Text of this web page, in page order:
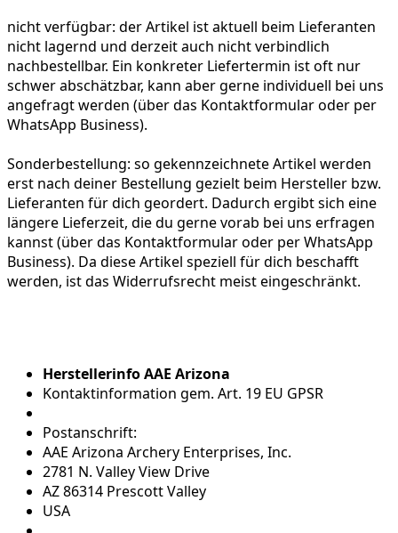
nicht verfügbar: der Artikel ist aktuell beim Lieferanten
nicht lagernd und derzeit auch nicht verbindlich
nachbestellbar. Ein konkreter Liefertermin ist oft nur
schwer abschätzbar, kann aber gerne individuell bei uns
angefragt werden (über das Kontaktformular oder per
WhatsApp Business).
Sonderbestellung: so gekennzeichnete Artikel werden
erst nach deiner Bestellung gezielt beim Hersteller bzw.
Lieferanten für dich geordert. Dadurch ergibt sich eine
längere Lieferzeit, die du gerne vorab bei uns erfragen
kannst (über das Kontaktformular oder per WhatsApp
Business). Da diese Artikel speziell für dich beschafft
werden, ist das Widerrufsrecht meist eingeschränkt.
Herstellerinfo AAE Arizona
Kontaktinformation gem. Art. 19 EU GPSR
Postanschrift:
AAE Arizona Archery Enterprises, Inc.
2781 N. Valley View Drive
AZ 86314 Prescott Valley
USA